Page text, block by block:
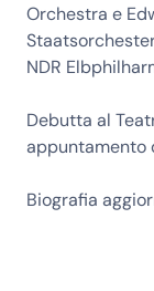
Orchestra e
NDR
Debutta al
appuntamento
Biografia